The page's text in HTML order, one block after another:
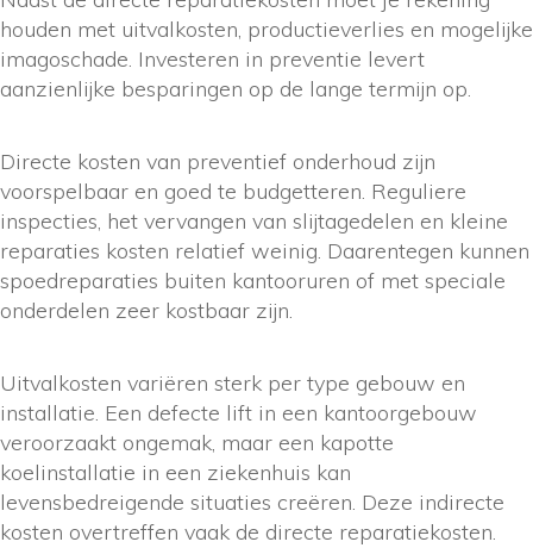
houden met uitvalkosten, productieverlies en mogelijke
imagoschade. Investeren in preventie levert
aanzienlijke besparingen op de lange termijn op.
Directe kosten van preventief onderhoud zijn
voorspelbaar en goed te budgetteren. Reguliere
inspecties, het vervangen van slijtagedelen en kleine
reparaties kosten relatief weinig. Daarentegen kunnen
spoedreparaties buiten kantooruren of met speciale
onderdelen zeer kostbaar zijn.
Uitvalkosten variëren sterk per type gebouw en
installatie. Een defecte lift in een kantoorgebouw
veroorzaakt ongemak, maar een kapotte
koelinstallatie in een ziekenhuis kan
levensbedreigende situaties creëren. Deze indirecte
kosten overtreffen vaak de directe reparatiekosten.